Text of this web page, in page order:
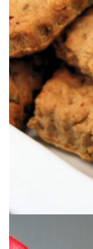
DE
Unas galletas
donde la harina